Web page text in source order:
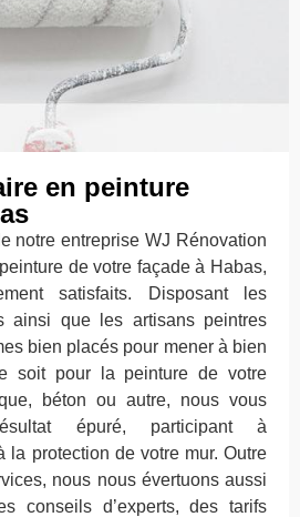
en peinture
notre entreprise WJ Rénovation
de votre façade à Habas,
satisfaits. Disposant les
ainsi que les artisans peintres
bien placés pour mener à bien
soit pour la peinture de votre
béton ou autre, nous vous
épuré, participant à
la protection de votre mur. Outre
nous nous évertuons aussi
conseils d’experts, des tarifs